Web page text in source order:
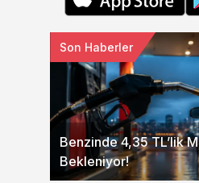
Benzinde 4,35 TL’lik
Bekleniyor!
Son Haberler